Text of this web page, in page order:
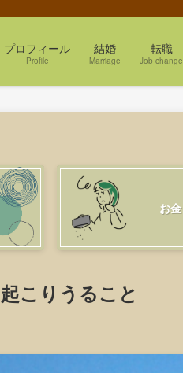
プロフィール
Profile
結婚
Marriage
転職
Job change
お金
こりうること